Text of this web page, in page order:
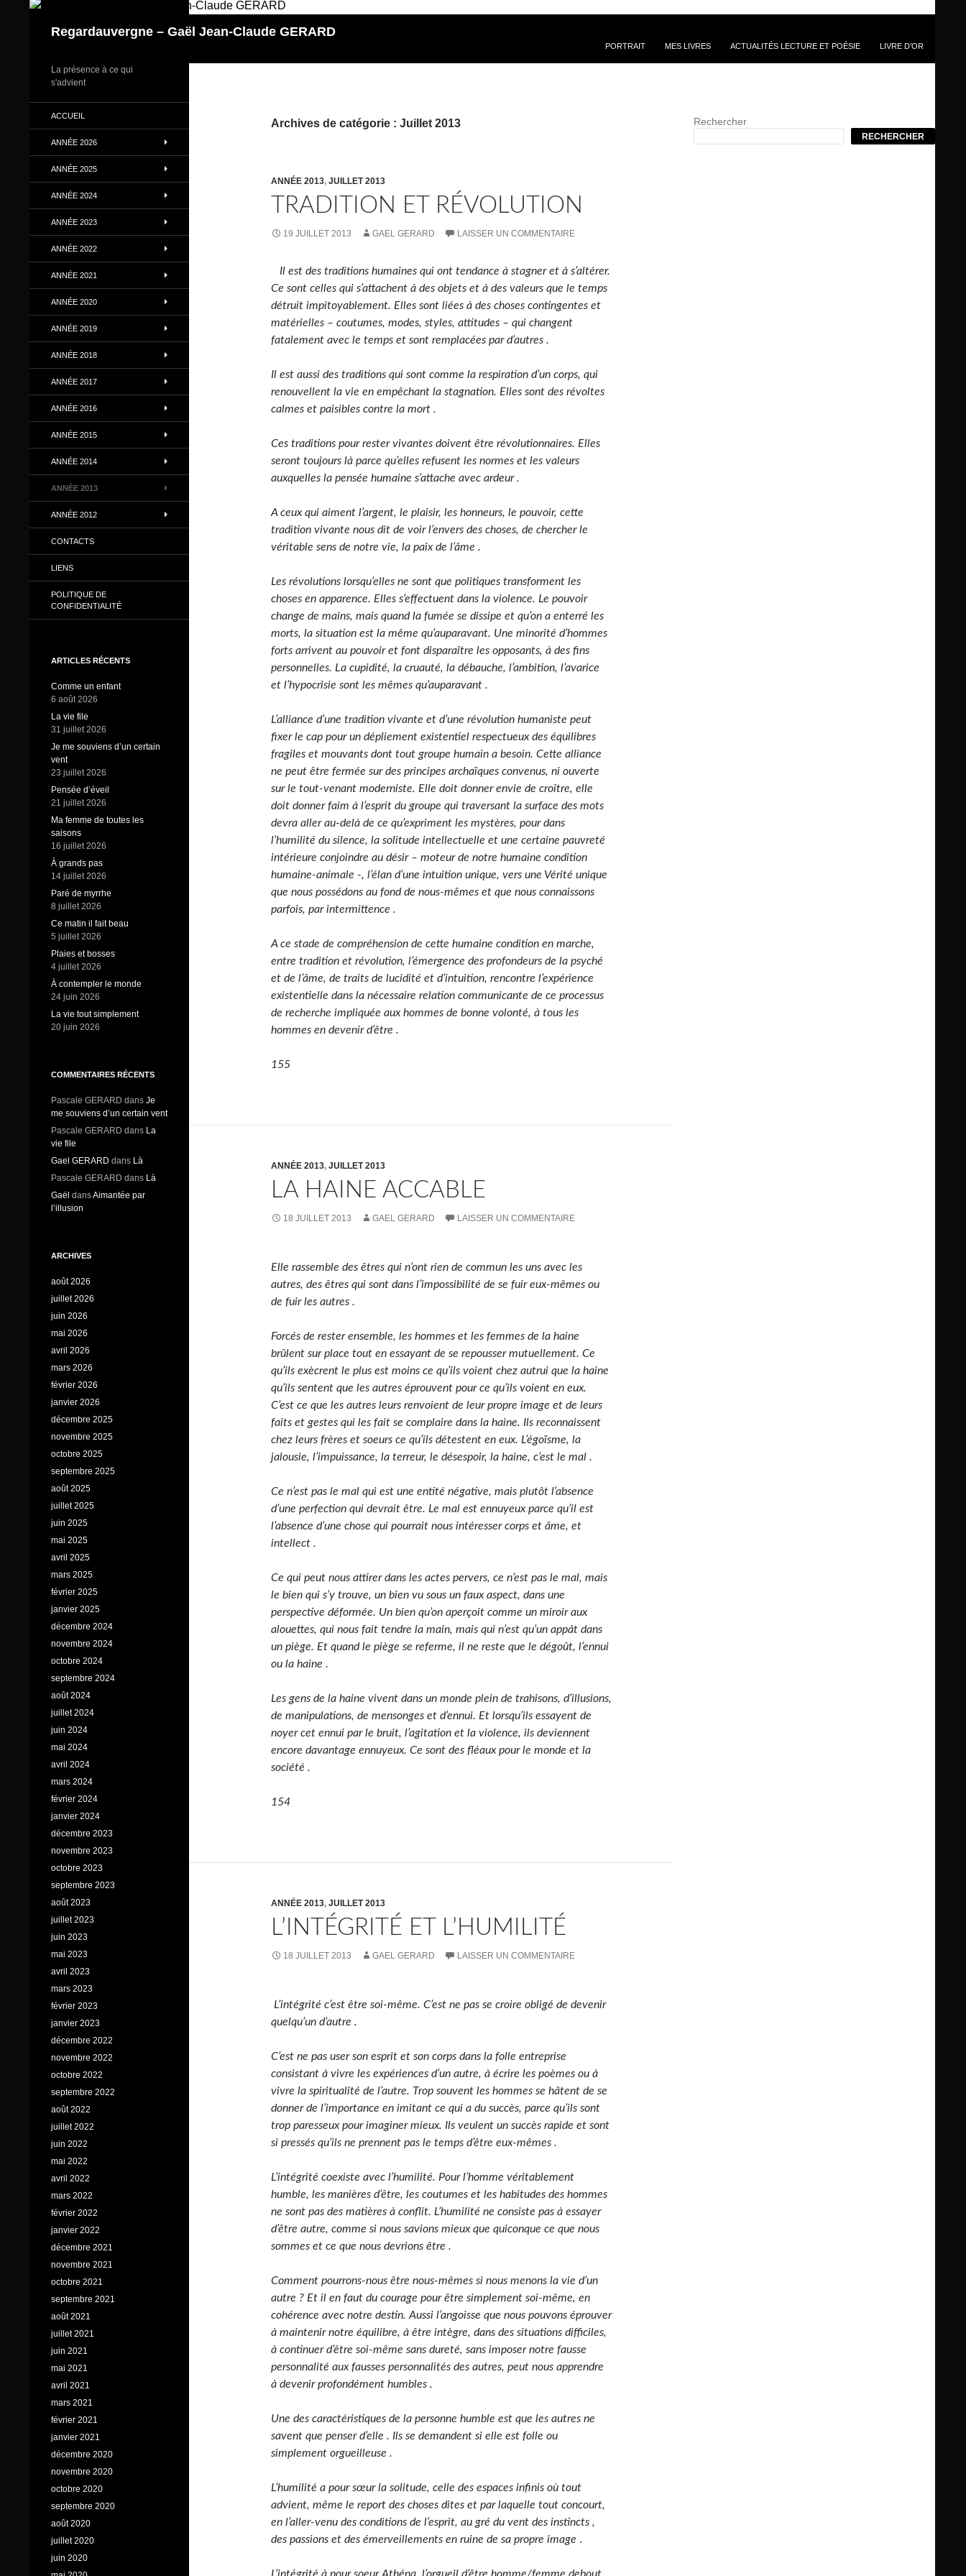
Regardauvergne – Gaël Jean-Claude GERARD
PORTRAIT MES LIVRES ACTUALITÉS LECTURE ET POÉSIE LIVRE D’OR
Archives de catégorie : Juillet 2013
ANNÉE 2013, JUILLET 2013
TRADITION ET RÉVOLUTION
19 JUILLET 2013 GAEL GERARD LAISSER UN COMMENTAIRE
Il est des traditions humaines qui ont tendance à stagner et à s’altérer.
Ce sont celles qui s’attachent à des objets et à des valeurs que le temps
détruit impitoyablement. Elles sont liées à des choses contingentes et
matérielles – coutumes, modes, styles, attitudes – qui changent
fatalement avec le temps et sont remplacées par d’autres .
Il est aussi des traditions qui sont comme la respiration d’un corps, qui
renouvellent la vie en empêchant la stagnation. Elles sont des révoltes
calmes et paisibles contre la mort .
Ces traditions pour rester vivantes doivent être révolutionnaires. Elles
seront toujours là parce qu’elles refusent les normes et les valeurs
auxquelles la pensée humaine s’attache avec ardeur .
A ceux qui aiment l’argent, le plaisir, les honneurs, le pouvoir, cette
tradition vivante nous dit de voir l’envers des choses, de chercher le
véritable sens de notre vie, la paix de l’âme .
Les révolutions lorsqu’elles ne sont que politiques transforment les
choses en apparence. Elles s’effectuent dans la violence. Le pouvoir
change de mains, mais quand la fumée se dissipe et qu’on a enterré les
morts, la situation est la même qu’auparavant. Une minorité d’hommes
forts arrivent au pouvoir et font disparaître les opposants, à des fins
personnelles. La cupidité, la cruauté, la débauche, l’ambition, l’avarice
et l’hypocrisie sont les mêmes qu’auparavant .
L’alliance d’une tradition vivante et d’une révolution humaniste peut
fixer le cap pour un dépliement existentiel respectueux des équilibres
fragiles et mouvants dont tout groupe humain a besoin. Cette alliance
ne peut être fermée sur des principes archaïques convenus, ni ouverte
sur le tout-venant moderniste. Elle doit donner envie de croître, elle
doit donner faim à l’esprit du groupe qui traversant la surface des mots
devra aller au-delà de ce qu’expriment les mystères, pour dans
l’humilité du silence, la solitude intellectuelle et une certaine pauvreté
intérieure conjoindre au désir – moteur de notre humaine condition
humaine-animale -, l’élan d’une intuition unique, vers une Vérité unique
que nous possédons au fond de nous-mêmes et que nous connaissons
parfois, par intermittence .
A ce stade de compréhension de cette humaine condition en marche,
entre tradition et révolution, l’émergence des profondeurs de la psyché
et de l’âme, de traits de lucidité et d’intuition, rencontre l’expérience
existentielle dans la nécessaire relation communicante de ce processus
de recherche impliquée aux hommes de bonne volonté, à tous les
hommes en devenir d’être .
155
ANNÉE 2013, JUILLET 2013
LA HAINE ACCABLE
18 JUILLET 2013 GAEL GERARD LAISSER UN COMMENTAIRE
Elle rassemble des êtres qui n’ont rien de commun les uns avec les
autres, des êtres qui sont dans l’impossibilité de se fuir eux-mêmes ou
de fuir les autres .
Forcés de rester ensemble, les hommes et les femmes de la haine
brûlent sur place tout en essayant de se repousser mutuellement. Ce
qu’ils exècrent le plus est moins ce qu’ils voient chez autrui que la haine
qu’ils sentent que les autres éprouvent pour ce qu’ils voient en eux.
C’est ce que les autres leurs renvoient de leur propre image et de leurs
faits et gestes qui les fait se complaire dans la haine. Ils reconnaissent
chez leurs frères et soeurs ce qu’ils détestent en eux. L’égoïsme, la
jalousie, l’impuissance, la terreur, le désespoir, la haine, c’est le mal .
Ce n’est pas le mal qui est une entité négative, mais plutôt l’absence
d’une perfection qui devrait être. Le mal est ennuyeux parce qu’il est
l’absence d’une chose qui pourrait nous intéresser corps et âme, et
intellect .
Ce qui peut nous attirer dans les actes pervers, ce n’est pas le mal, mais
le bien qui s’y trouve, un bien vu sous un faux aspect, dans une
perspective déformée. Un bien qu’on aperçoit comme un miroir aux
alouettes, qui nous fait tendre la main, mais qui n’est qu’un appât dans
un piège. Et quand le piège se referme, il ne reste que le dégoût, l’ennui
ou la haine .
Les gens de la haine vivent dans un monde plein de trahisons, d’illusions,
de manipulations, de mensonges et d’ennui. Et lorsqu’ils essayent de
noyer cet ennui par le bruit, l’agitation et la violence, ils deviennent
encore davantage ennuyeux. Ce sont des fléaux pour le monde et la
société .
154
ANNÉE 2013, JUILLET 2013
L’INTÉGRITÉ ET L’HUMILITÉ
18 JUILLET 2013 GAEL GERARD LAISSER UN COMMENTAIRE
L’intégrité c’est être soi-même. C’est ne pas se croire obligé de devenir
quelqu’un d’autre .
C’est ne pas user son esprit et son corps dans la folle entreprise
consistant à vivre les expériences d’un autre, à écrire les poèmes ou à
vivre la spiritualité de l’autre. Trop souvent les hommes se hâtent de se
donner de l’importance en imitant ce qui a du succès, parce qu’ils sont
trop paresseux pour imaginer mieux. Ils veulent un succès rapide et sont
si pressés qu’ils ne prennent pas le temps d’être eux-mêmes .
L’intégrité coexiste avec l’humilité. Pour l’homme véritablement
humble, les manières d’être, les coutumes et les habitudes des hommes
ne sont pas des matières à conflit. L’humilité ne consiste pas à essayer
d’être autre, comme si nous savions mieux que quiconque ce que nous
sommes et ce que nous devrions être .
Comment pourrons-nous être nous-mêmes si nous menons la vie d’un
autre ? Et il en faut du courage pour être simplement soi-même, en
cohérence avec notre destin. Aussi l’angoisse que nous pouvons éprouver
à maintenir notre équilibre, à être intègre, dans des situations difficiles,
à continuer d’être soi-même sans dureté, sans imposer notre fausse
personnalité aux fausses personnalités des autres, peut nous apprendre
à devenir profondément humbles .
Une des caractéristiques de la personne humble est que les autres ne
savent que penser d’elle . Ils se demandent si elle est folle ou
simplement orgueilleuse .
L’humilité a pour sœur la solitude, celle des espaces infinis où tout
advient, même le report des choses dites et par laquelle tout concourt,
en l’aller-venu des conditions de l’esprit, au gré du vent des instincts ,
des passions et des émerveillements en ruine de sa propre image .
L’intégrité à pour soeur Athéna, l’orgueil d’être homme/femme debout,
Rechercher
RECHERCHER
La présence à ce qui
s'advient
ACCUEIL
ANNÉE 2026
ANNÉE 2025
ANNÉE 2024
ANNÉE 2023
ANNÉE 2022
ANNÉE 2021
ANNÉE 2020
ANNÉE 2019
ANNÉE 2018
ANNÉE 2017
ANNÉE 2016
ANNÉE 2015
ANNÉE 2014
ANNÉE 2013
ANNÉE 2012
CONTACTS
LIENS
POLITIQUE DE
CONFIDENTIALITÉ
ARTICLES RÉCENTS
Comme un enfant
6 août 2026
La vie file
31 juillet 2026
Je me souviens d’un certain
vent
23 juillet 2026
Pensée d’éveil
21 juillet 2026
Ma femme de toutes les
saisons
16 juillet 2026
À grands pas
14 juillet 2026
Paré de myrrhe
8 juillet 2026
Ce matin il fait beau
5 juillet 2026
Plaies et bosses
4 juillet 2026
À contempler le monde
24 juin 2026
La vie tout simplement
20 juin 2026
COMMENTAIRES RÉCENTS
Pascale GERARD dans Je
me souviens d’un certain vent
Pascale GERARD dans La
vie file
Gael GERARD dans Là
Pascale GERARD dans Là
Gaël dansAimantée par
l’illusion
ARCHIVES
août 2026
juillet 2026
juin 2026
mai 2026
avril 2026
mars 2026
février 2026
janvier 2026
décembre 2025
novembre 2025
octobre 2025
septembre 2025
août 2025
juillet 2025
juin 2025
mai 2025
avril 2025
mars 2025
février 2025
janvier 2025
décembre 2024
novembre 2024
octobre 2024
septembre 2024
août 2024
juillet 2024
juin 2024
mai 2024
avril 2024
mars 2024
février 2024
janvier 2024
décembre 2023
novembre 2023
octobre 2023
septembre 2023
août 2023
juillet 2023
juin 2023
mai 2023
avril 2023
mars 2023
février 2023
janvier 2023
décembre 2022
novembre 2022
octobre 2022
septembre 2022
août 2022
juillet 2022
juin 2022
mai 2022
avril 2022
mars 2022
février 2022
janvier 2022
décembre 2021
novembre 2021
octobre 2021
septembre 2021
août 2021
juillet 2021
juin 2021
mai 2021
avril 2021
mars 2021
février 2021
janvier 2021
décembre 2020
novembre 2020
octobre 2020
septembre 2020
août 2020
juillet 2020
juin 2020